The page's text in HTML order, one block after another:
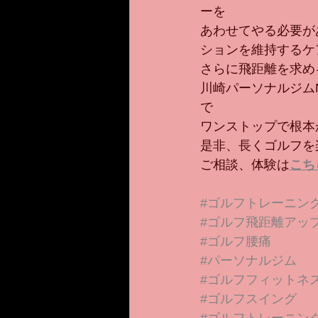
ーを
あわせてやる必要
ションを維持する
さらに飛距離を求
川崎パーソナルジ
で
ワンストップで根
是非、長くゴルフ
ご相談、体験はこ
#ゴルフトレーニン
#ゴルフ飛距離アッ
#ゴルフ腰痛
#パーソナルジム
#ゴルフフィットネ
#ゴルフスイング